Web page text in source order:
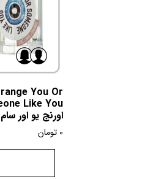
You Or
اورنج یو اور
0 تومان